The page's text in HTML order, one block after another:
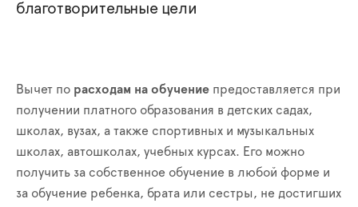
благотворительные цели
Вычет по расходам на обучение предоставляется при
получении платного образования в детских садах,
школах, вузах, а также спортивных и музыкальных
школах, автошколах, учебных курсах. Его можно
получить за собственное обучение в любой форме и
за обучение ребенка, брата или сестры, не достигших